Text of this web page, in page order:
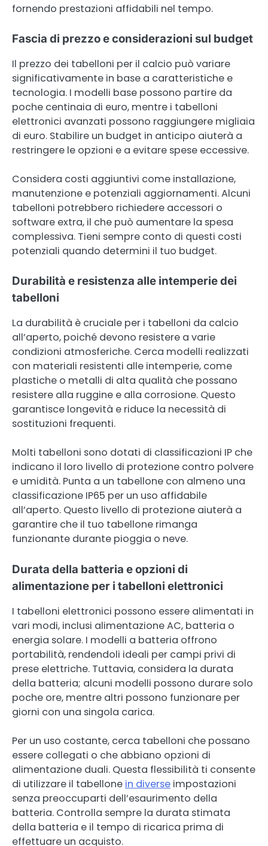
fornendo prestazioni affidabili nel tempo.
Fascia di prezzo e considerazioni sul budget
Il prezzo dei tabelloni per il calcio può variare
significativamente in base a caratteristiche e
tecnologia. I modelli base possono partire da
poche centinaia di euro, mentre i tabelloni
elettronici avanzati possono raggiungere migliaia
di euro. Stabilire un budget in anticipo aiuterà a
restringere le opzioni e a evitare spese eccessive.
Considera costi aggiuntivi come installazione,
manutenzione e potenziali aggiornamenti. Alcuni
tabelloni potrebbero richiedere accessori o
software extra, il che può aumentare la spesa
complessiva. Tieni sempre conto di questi costi
potenziali quando determini il tuo budget.
Durabilità e resistenza alle intemperie dei
tabelloni
La durabilità è cruciale per i tabelloni da calcio
all’aperto, poiché devono resistere a varie
condizioni atmosferiche. Cerca modelli realizzati
con materiali resistenti alle intemperie, come
plastiche o metalli di alta qualità che possano
resistere alla ruggine e alla corrosione. Questo
garantisce longevità e riduce la necessità di
sostituzioni frequenti.
Molti tabelloni sono dotati di classificazioni IP che
indicano il loro livello di protezione contro polvere
e umidità. Punta a un tabellone con almeno una
classificazione IP65 per un uso affidabile
all’aperto. Questo livello di protezione aiuterà a
garantire che il tuo tabellone rimanga
funzionante durante pioggia o neve.
Durata della batteria e opzioni di
alimentazione per i tabelloni elettronici
I tabelloni elettronici possono essere alimentati in
vari modi, inclusi alimentazione AC, batteria o
energia solare. I modelli a batteria offrono
portabilità, rendendoli ideali per campi privi di
prese elettriche. Tuttavia, considera la durata
della batteria; alcuni modelli possono durare solo
poche ore, mentre altri possono funzionare per
giorni con una singola carica.
Per un uso costante, cerca tabelloni che possano
essere collegati o che abbiano opzioni di
alimentazione duali. Questa flessibilità ti consente
di utilizzare il tabellone in diverse impostazioni
senza preoccuparti dell’esaurimento della
batteria. Controlla sempre la durata stimata
della batteria e il tempo di ricarica prima di
effettuare un acquisto.